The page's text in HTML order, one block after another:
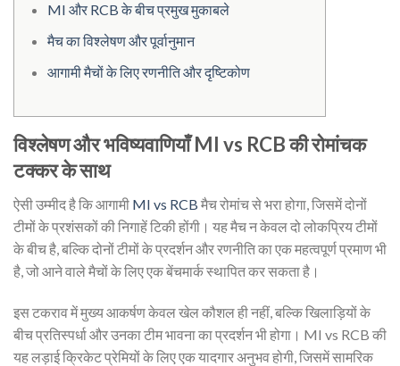
MI और RCB के बीच प्रमुख मुकाबले
मैच का विश्लेषण और पूर्वानुमान
आगामी मैचों के लिए रणनीति और दृष्टिकोण
विश्लेषण और भविष्यवाणियाँ MI vs RCB की रोमांचक
टक्कर के साथ
ऐसी उम्मीद है कि आगामी MI vs RCB मैच रोमांच से भरा होगा, जिसमें दोनों
टीमों के प्रशंसकों की निगाहें टिकी होंगी। यह मैच न केवल दो लोकप्रिय टीमों
के बीच है, बल्कि दोनों टीमों के प्रदर्शन और रणनीति का एक महत्वपूर्ण प्रमाण भी
है, जो आने वाले मैचों के लिए एक बेंचमार्क स्थापित कर सकता है।
इस टकराव में मुख्य आकर्षण केवल खेल कौशल ही नहीं, बल्कि खिलाड़ियों के
बीच प्रतिस्पर्धा और उनका टीम भावना का प्रदर्शन भी होगा। MI vs RCB की
यह लड़ाई क्रिकेट प्रेमियों के लिए एक यादगार अनुभव होगी, जिसमें सामरिक